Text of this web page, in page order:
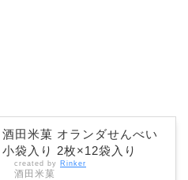
酒田米菓 オランダせんべい
小袋入り 2枚×12袋入り
created by Rinker
酒田米菓